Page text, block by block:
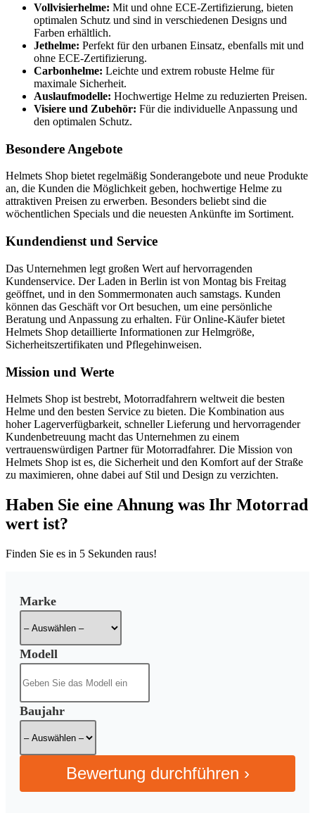
Vollvisierhelme: Mit und ohne ECE-Zertifizierung, bieten
optimalen Schutz und sind in verschiedenen Designs und
Farben erhältlich.
Jethelme: Perfekt für den urbanen Einsatz, ebenfalls mit und
ohne ECE-Zertifizierung.
Carbonhelme: Leichte und extrem robuste Helme für
maximale Sicherheit.
Auslaufmodelle: Hochwertige Helme zu reduzierten Preisen.
Visiere und Zubehör: Für die individuelle Anpassung und
den optimalen Schutz.
Besondere Angebote
Helmets Shop bietet regelmäßig Sonderangebote und neue Produkte
an, die Kunden die Möglichkeit geben, hochwertige Helme zu
attraktiven Preisen zu erwerben. Besonders beliebt sind die
wöchentlichen Specials und die neuesten Ankünfte im Sortiment.
Kundendienst und Service
Das Unternehmen legt großen Wert auf hervorragenden
Kundenservice. Der Laden in Berlin ist von Montag bis Freitag
geöffnet, und in den Sommermonaten auch samstags. Kunden
können das Geschäft vor Ort besuchen, um eine persönliche
Beratung und Anpassung zu erhalten. Für Online-Käufer bietet
Helmets Shop detaillierte Informationen zur Helmgröße,
Sicherheitszertifikaten und Pflegehinweisen.
Mission und Werte
Helmets Shop ist bestrebt, Motorradfahrern weltweit die besten
Helme und den besten Service zu bieten. Die Kombination aus
hoher Lagerverfügbarkeit, schneller Lieferung und hervorragender
Kundenbetreuung macht das Unternehmen zu einem
vertrauenswürdigen Partner für Motorradfahrer. Die Mission von
Helmets Shop ist es, die Sicherheit und den Komfort auf der Straße
zu maximieren, ohne dabei auf Stil und Design zu verzichten.
Haben Sie eine Ahnung was Ihr Motorrad
wert ist?
Finden Sie es in 5 Sekunden raus!
Marke
Modell
Baujahr
Bewertung durchführen ›